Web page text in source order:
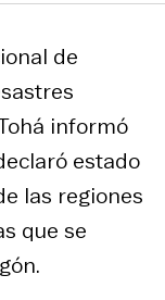
de
informó
estado
las regiones
que se